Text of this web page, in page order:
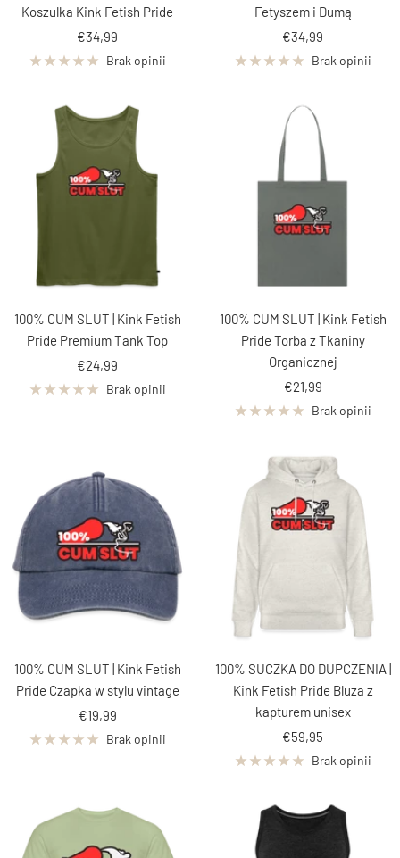
Koszulka Kink Fetish Pride
Cena
obniżona
€34,99
Brak opinii
Fetyszem i Dumą
Cena
obniżona
€34,99
Brak opinii
100% CUM SLUT | Kink Fetish
Pride Premium Tank Top
Cena
obniżona
€24,99
Brak opinii
100% CUM SLUT | Kink Fetish
Pride Torba z Tkaniny
Organicznej
Cena
obniżona
€21,99
Brak opinii
100% CUM SLUT | Kink Fetish
Pride Czapka w stylu vintage
Cena
obniżona
€19,99
Brak opinii
100% SUCZKA DO DUPCZENIA |
Kink Fetish Pride Bluza z
kapturem unisex
Cena
obniżona
€59,95
Brak opinii